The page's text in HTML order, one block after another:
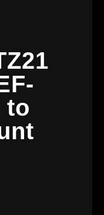
to